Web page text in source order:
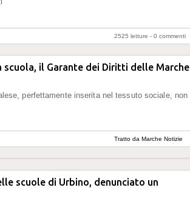
2525 letture - 0 commenti
scuola, il Garante dei Diritti delle Marche
perfettamente inserita nel tessuto sociale, non
Tratto da Marche Notizie
scuole di Urbino, denunciato un